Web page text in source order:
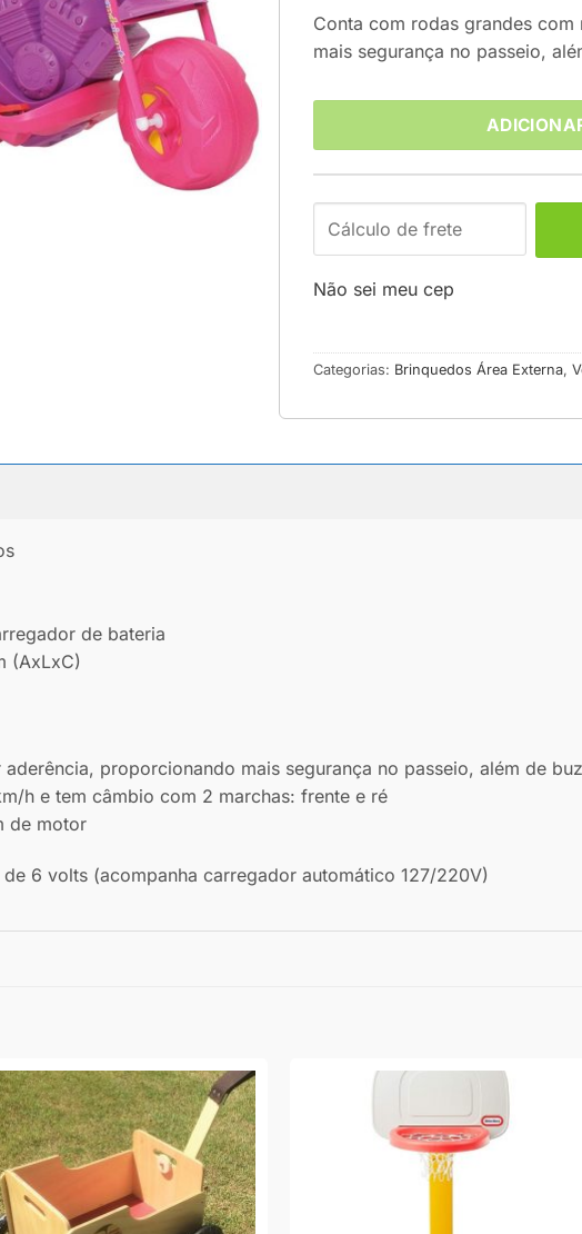
Conta com rodas grandes
mais segurança no passeio,
Não sei meu cep
Categorias: Brinquedos Área Externa,
de bateria
(AxLxC)
proporcionando mais segurança no passeio, além de
h e tem câmbio com 2 marchas: frente e ré
de motor
6 volts (acompanha carregador automático 127/220V)